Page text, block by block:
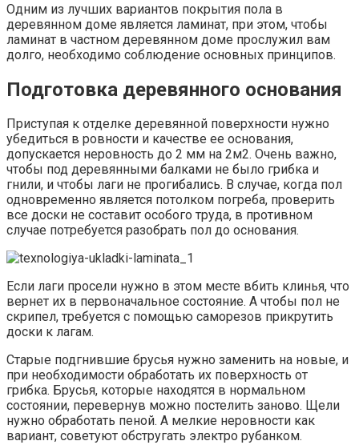
Одним из лучших вариантов покрытия пола в
деревянном доме является ламинат, при этом, чтобы
ламинат в частном деревянном доме прослужил вам
долго, необходимо соблюдение основных принципов.
Подготовка деревянного основания
Приступая к отделке деревянной поверхности нужно
убедиться в ровности и качестве ее основания,
допускается неровность до 2 мм на 2м2. Очень важно,
чтобы под деревянными балками не было грибка и
гнили, и чтобы лаги не прогибались. В случае, когда пол
одновременно является потолком погреба, проверить
все доски не составит особого труда, в противном
случае потребуется разобрать пол до основания.
Если лаги просели нужно в этом месте вбить клинья, что
вернет их в первоначальное состояние. А чтобы пол не
скрипел, требуется с помощью саморезов прикрутить
доски к лагам.
Старые подгнившие брусья нужно заменить на новые, и
при необходимости обработать их поверхность от
грибка. Брусья, которые находятся в нормальном
состоянии, перевернув можно постелить заново. Щели
нужно обработать пеной. А мелкие неровности как
вариант, советуют обстругать электро рубанком.